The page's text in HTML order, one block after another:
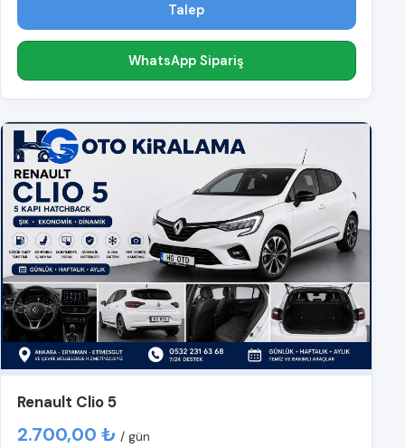
Talep
WhatsApp Sipariş
Renault Clio 5
2.700,00 ₺ / gün